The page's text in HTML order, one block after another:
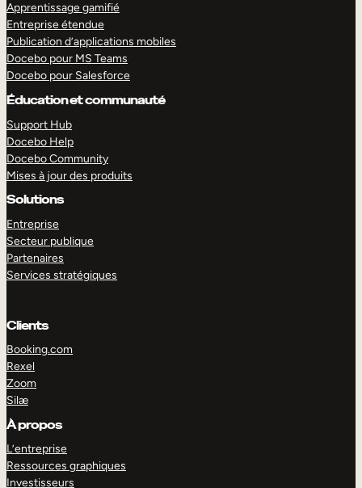
Apprentissage gamifié
Entreprise étendue
Publication d’applications mobiles
Docebo pour MS Teams
Docebo pour Salesforce
Éducation et communauté
Support Hub
Docebo Help
Docebo Community
Mises à jour des produits
Solutions
Entreprise
Secteur publique
Partenaires
Services stratégiques
Clients
Booking.com
Rexel
Zoom
Silæ
À propos
L’entreprise
Ressources graphiques
Investisseurs